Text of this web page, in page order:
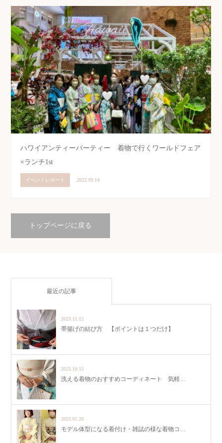
ハワイアンティーパーティー 着物で行くワールドフェア
×ランチ1st
イベントレポート 2022.09.14
トップページに戻る
最近の記事
2023.11.12
帯揚げの結び方 【ポイントは１つだけ】
2023.10.15
洗える着物のおすすめコーディネート 気軽…
2023.01.26
モデル体型になる着付け・雑誌の様な着物コ…